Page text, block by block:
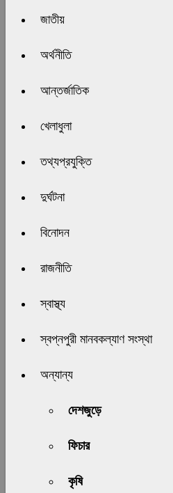
জাতীয়
অর্থনীতি
আন্তর্জাতিক
খেলাধুলা
তথ্যপ্রযুক্তি
দুর্ঘটনা
বিনোদন
রাজনীতি
স্বাস্থ্য
স্বপ্নপুরী মানবকল্যাণ সংস্থা
অন্যান্য
দেশজুড়ে
ফিচার
কৃষি